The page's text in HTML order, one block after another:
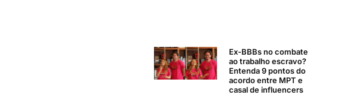
Ex-BBBs no combate
ao trabalho escravo?
Entenda 9 pontos do
acordo entre MPT e
casal de influencers